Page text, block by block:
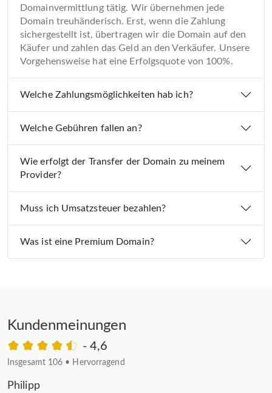
Domainvermittlung tätig. Wir übernehmen jede
Domain treuhänderisch. Erst, wenn die Zahlung
sichergestellt ist, übertragen wir die Domain auf den
Käufer und zahlen das Geld an den Verkäufer. Unsere
Vorgehensweise hat eine Erfolgsquote von 100%.
Welche Zahlungsmöglichkeiten hab ich?
Welche Gebühren fallen an?
Wie erfolgt der Transfer der Domain zu meinem
Provider?
Muss ich Umsatzsteuer bezahlen?
Was ist eine Premium Domain?
Kundenmeinungen
- 4,6
Insgesamt 106 • Hervorragend
Philipp